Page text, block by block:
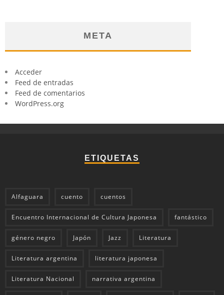
META
Acceder
Feed de entradas
Feed de comentarios
WordPress.org
ETIQUETAS
Alfaguara cuento cuentos
Encuentro Internacional de Cultura Japonesa fantástico
género negro Japón Jazz Literatura
Literatura argentina literatura japonesa
Literatura Nacional narrativa argentina